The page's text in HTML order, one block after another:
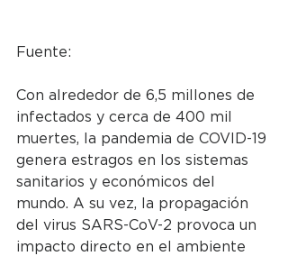
Fuente:
Con alrededor de 6,5 millones de
infectados y cerca de 400 mil
muertes, la pandemia de COVID-19
genera estragos en los sistemas
sanitarios y económicos del
mundo. A su vez, la propagación
del virus SARS-CoV-2 provoca un
impacto directo en el ambiente